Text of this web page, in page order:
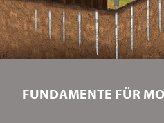
FUNDAMENTE FÜR